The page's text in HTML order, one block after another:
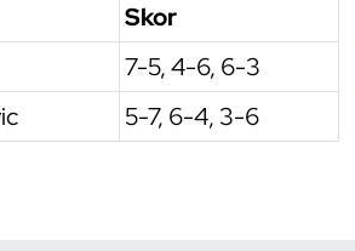
Skor
7-5, 4-6, 6-3
5-7, 6-4, 3-6